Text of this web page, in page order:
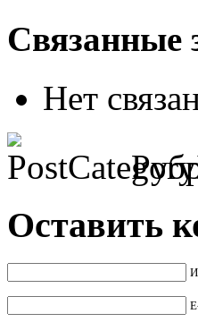
Связанные
Нет
Оставить